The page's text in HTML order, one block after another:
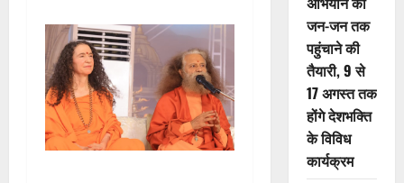
जन-जन तक
पहुंचाने की
तैयारी, 9 से
17 अगस्त तक
होंगे देशभक्ति
के विविध
कार्यक्रम